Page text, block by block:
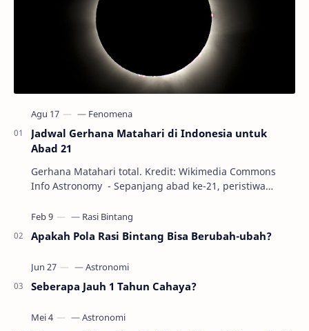
Jadwal Gerhana Matahari di Indonesia untuk
Abad 21
Gerhana Matahari total. Kredit: Wikimedia Commons
Info Astronomy - Sepanjang abad ke-21, peristiwa
Apakah Pola Rasi Bintang Bisa Berubah-ubah?
Seberapa Jauh 1 Tahun Cahaya?